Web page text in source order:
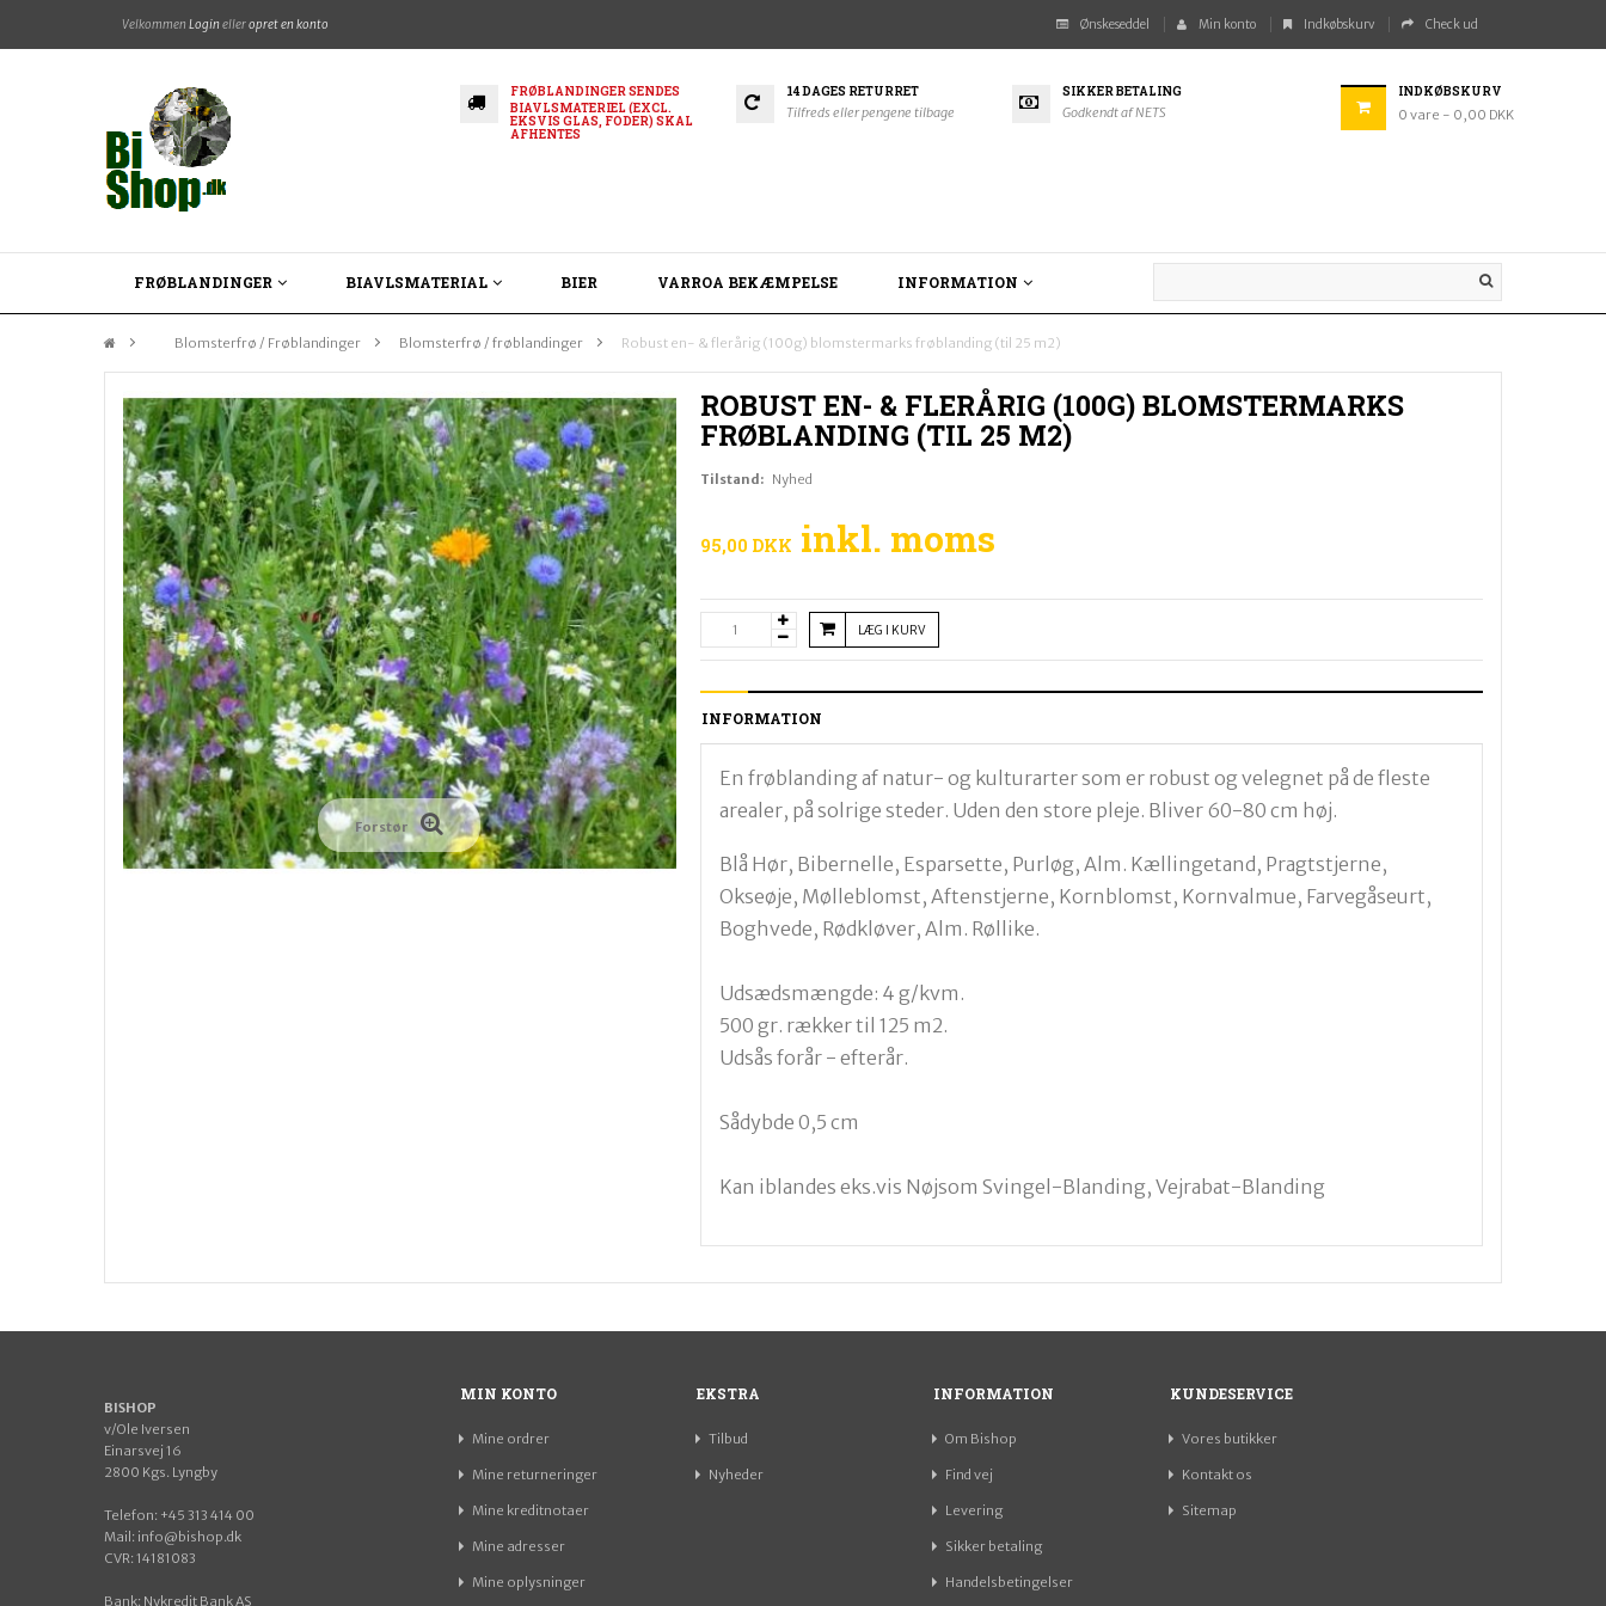
Velkommen Loginelleropret en konto Ønskeseddel Min konto Indkøbskurv Check ud
INDKØBSKURV
0 vare - 0,00 DKK
FRØBLANDINGER SENDES
BIAVLSMATERIEL (EXCL.
EKSVIS GLAS, FODER) SKAL
AFHENTES
14 DAGES RETURRET
Tilfreds eller pengene tilbage
SIKKER BETALING
Godkendt af NETS
FRØBLANDINGER BIAVLSMATERIAL BIER VARROA BEKÆMPELSE INFORMATION
&gt; Blomsterfrø / Frøblandinger > Blomsterfrø / frøblandinger > Robust en- & flerårig (100g) blomstermarks frøblanding (til 25 m2)
Forstør
ROBUST EN- & FLERÅRIG (100G) BLOMSTERMARKS
FRØBLANDING (TIL 25 M2)
Tilstand: Nyhed
95,00 DKK inkl. moms
LÆG I KURV
INFORMATION
En frøblanding af natur- og kulturarter som er robust og velegnet på de fleste
arealer, på solrige steder. Uden den store pleje. Bliver 60-80 cm høj.
Blå Hør, Bibernelle, Esparsette, Purløg, Alm. Kællingetand, Pragtstjerne,
Okseøje, Mølleblomst, Aftenstjerne, Kornblomst, Kornvalmue, Farvegåseurt,
Boghvede, Rødkløver, Alm. Røllike.
Udsædsmængde: 4 g/kvm.
500 gr. rækker til 125 m2.
Udsås forår - efterår.
Sådybde 0,5 cm
Kan iblandes eks.vis Nøjsom Svingel-Blanding, Vejrabat-Blanding
BISHOP
v/Ole Iversen
Einarsvej 16
2800 Kgs. Lyngby
Telefon: +45 313 414 00
Mail: info@bishop.dk
CVR: 14181083
Bank: Nykredit Bank AS
MIN KONTO
Mine ordrer
Mine returneringer
Mine kreditnotaer
Mine adresser
Mine oplysninger
EKSTRA
Tilbud
Nyheder
INFORMATION
Om Bishop
Find vej
Levering
Sikker betaling
Handelsbetingelser
KUNDESERVICE
Vores butikker
Kontakt os
Sitemap